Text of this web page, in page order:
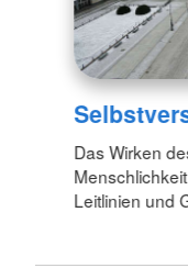
Das Wirken
Leitlinien und